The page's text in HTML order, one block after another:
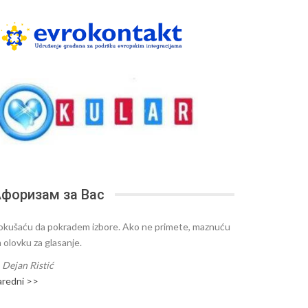
за Вас
da pokradem izbore. Ako ne primete, maznuću
olovku za glasanje.
Dejan Ristić
>>